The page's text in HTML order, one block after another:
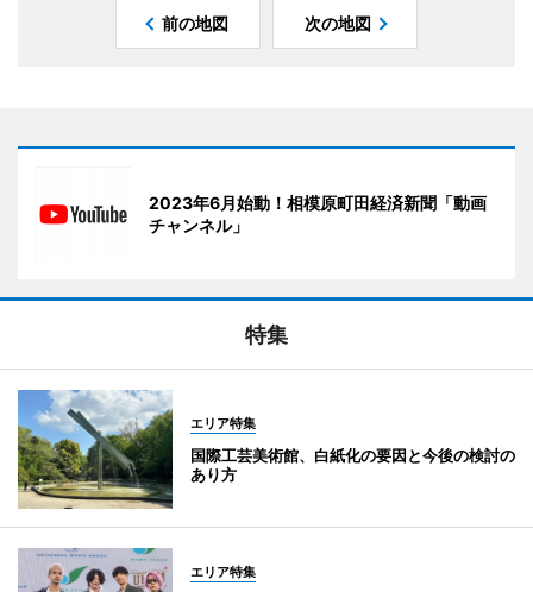
前の地図 次の地図
2023年6月始動！相模原町田経済新聞「動画
チャンネル」
特集
エリア特集
国際工芸美術館、白紙化の要因と今後の検討の
あり方
エリア特集